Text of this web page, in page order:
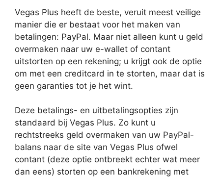
Vegas Plus heeft de beste, veruit meest veilige
manier die er bestaat voor het maken van
betalingen: PayPal. Maar niet alleen kunt u geld
overmaken naar uw e-wallet of contant
uitstorten op een rekening; u krijgt ook de optie
om met een creditcard in te storten, maar dat is
geen garanties tot je het wint.
Deze betalings- en uitbetalingsopties zijn
standaard bij Vegas Plus. Zo kunt u
rechtstreeks geld overmaken van uw PayPal-
balans naar de site van Vegas Plus ofwel
contant (deze optie ontbreekt echter wat meer
dan eens) storten op een bankrekening met